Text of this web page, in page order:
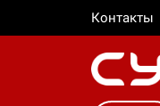
Контакты